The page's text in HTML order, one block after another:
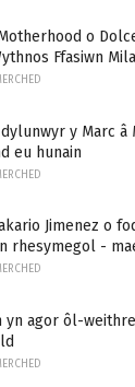
o
Ffasiwn
y Marc â
eu hunain
Jimenez o
rhesymegol -
yn agor ôl-